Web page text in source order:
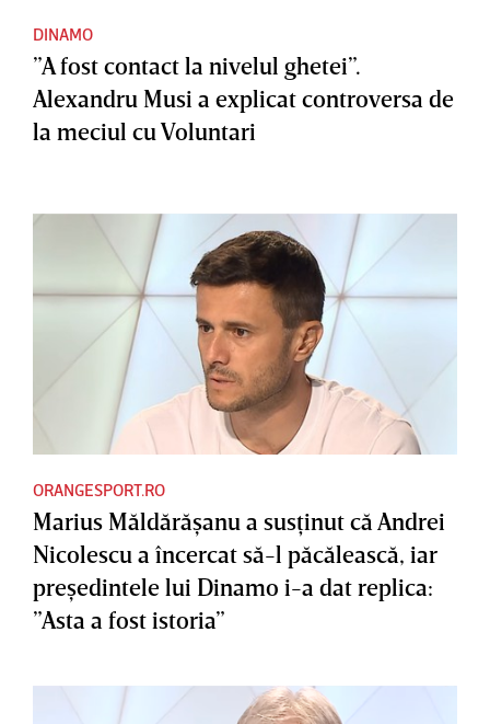
DINAMO
”A fost contact la nivelul ghetei”.
Alexandru Musi a explicat controversa de
la meciul cu Voluntari
ORANGESPORT.RO
Marius Măldărăşanu a susţinut că Andrei
Nicolescu a încercat să-l păcălească, iar
preşedintele lui Dinamo i-a dat replica:
”Asta a fost istoria”